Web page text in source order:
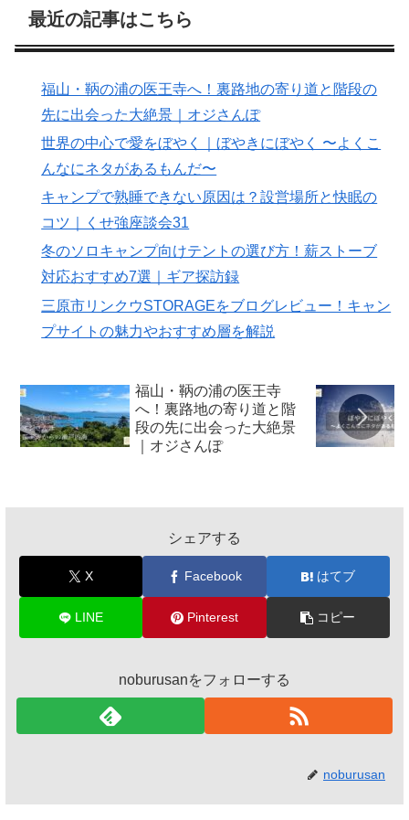
最近の記事はこちら
福山・鞆の浦の医王寺へ！裏路地の寄り道と階段の
先に出会った大絶景｜オジさんぽ
世界の中心で愛をぼやく｜ぼやきにぼやく 〜よくこ
んなにネタがあるもんだ〜
キャンプで熟睡できない原因は？設営場所と快眠の
コツ｜くせ強座談会31
冬のソロキャンプ向けテントの選び方！薪ストーブ
対応おすすめ7選｜ギア探訪録
三原市リンクウSTORAGEをブログレビュー！キャン
プサイトの魅力やおすすめ層を解説
福山・鞆の浦の医王寺
へ！裏路地の寄り道と階
段の先に出会った大絶景
｜オジさんぽ
シェアする
X Facebook はてブ
LINE Pinterest コピー
noburusanをフォローする
noburusan